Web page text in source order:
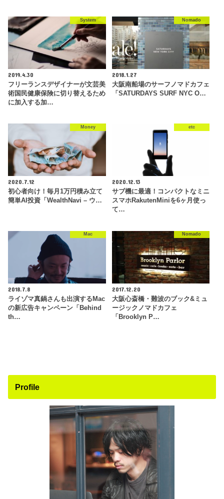
System
2019.4.30
フリーランスデザイナーが文芸美
術国民健康保険に切り替えるため
に加入する加…
Nomado
2018.1.27
大阪南船場のサーフノマドカフェ
「SATURDAYS SURF NYC O…
Money
2020.7.12
初心者向け！毎月1万円積み立て
簡単AI投資「WealthNavi – ウ…
etc
2020.12.13
サブ機に最適！コンパクトなミニ
スマホRakutenMiniを6ヶ月使っ
て…
Mac
2018.7.8
ライゾマ真鍋さんも出演するMac
の新広告キャンペーン「Behind
th…
Nomado
2017.12.20
大阪心斎橋・難波のブック&ミュ
ージックノマドカフェ
「Brooklyn P…
Profile